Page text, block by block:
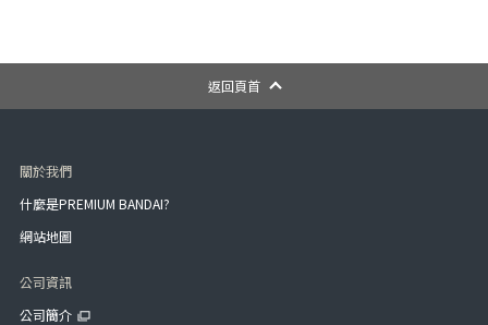
返回頁首
關於我們
什麼是PREMIUM BANDAI?
網站地圖
公司資訊
公司簡介